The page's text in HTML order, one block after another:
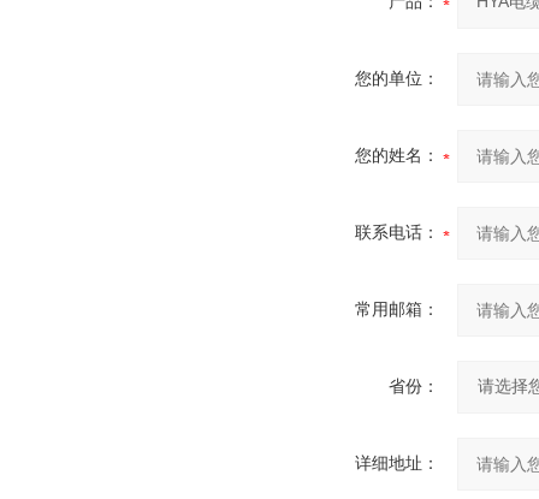
您的单位：
您的姓名：
联系电话：
常用邮箱：
省份：
详细地址：